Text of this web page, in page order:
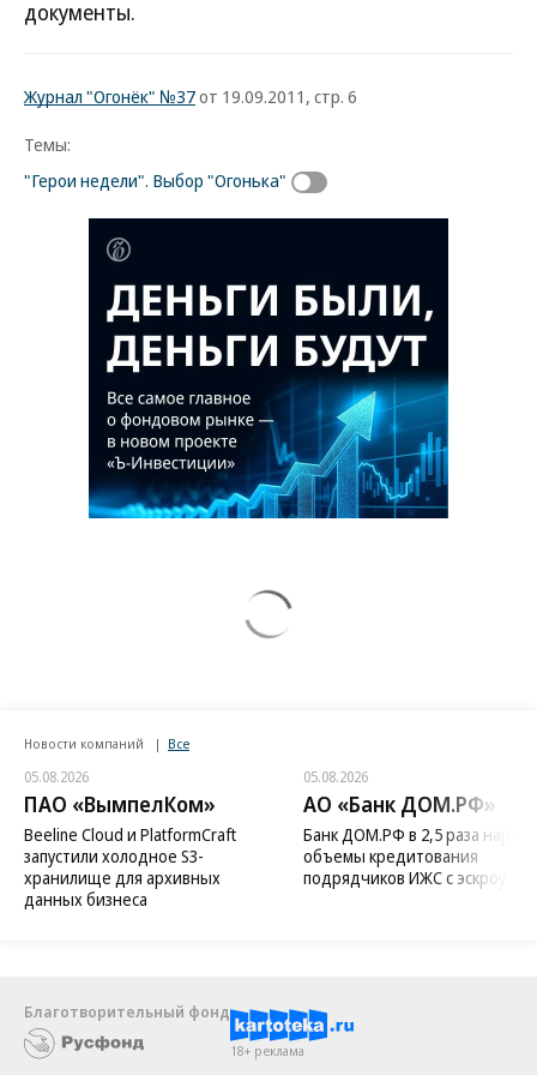
документы.
Журнал "Огонёк" №37от 19.09.2011, стр. 6
Темы:
"Герои недели". Выбор "Огонька"
Новости компаний Все
05.08.2026
ПАО «ВымпелКом»
Beeline Cloud и PlatformCraft
запустили холодное S3-
хранилище для архивных
данных бизнеса
05.08.2026
АО «Банк ДОМ.РФ»
Банк ДОМ.РФ в 2,5 раза
объемы кредитования
подрядчиков ИЖС с эскроу
Благотворительный фонд
18+ реклама